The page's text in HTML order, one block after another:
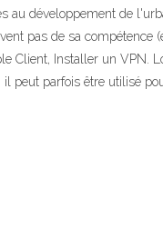
au développement de
pas de sa
Client, Installer un VPN.
il peut parfois être utilisé